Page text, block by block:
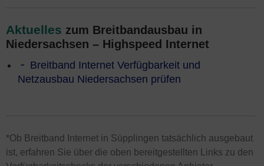
Aktuelles zum Breitbandausbau in
Niedersachsen – Highspeed Internet
Breitband Internet Verfügbarkeit und
Netzausbau Niedersachsen prüfen
*Ob Breitband Internet in Süpplingen tatsächlich ausgebaut
ist, erfahren Sie über die oben bereitgestellten Links zu den